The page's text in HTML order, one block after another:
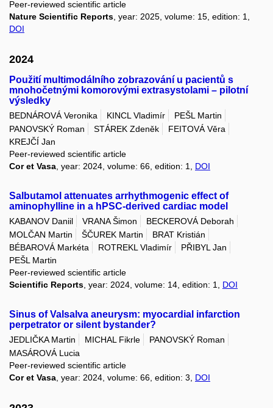
Peer-reviewed scientific article
Nature Scientific Reports , year: 2025, volume: 15, edition: 1,
DOI
2024
Použití multimodálního zobrazování u pacientů s
mnohočetnými komorovými extrasystolami – pilotní
výsledky
BEDNÁROVÁ Veronika KINCL Vladimír
PEŠL Martin
PANOVSKÝ Roman
STÁREK Zdeněk
FEITOVÁ Věra
KREJČÍ Jan
Peer-reviewed scientific article
Cor et Vasa , year: 2024, volume: 66, edition: 1, DOI
Salbutamol attenuates arrhythmogenic effect of
aminophylline in a hPSC-derived cardiac model
KABANOV Daniil VRANA Šimon
BECKEROVÁ Deborah
MOLČAN Martin
ŠČUREK Martin
BRAT Kristián
BÉBAROVÁ Markéta
ROTREKL Vladimír
PŘIBYL Jan
PEŠL Martin
Peer-reviewed scientific article
Scientific Reports , year: 2024, volume: 14, edition: 1, DOI
Sinus of Valsalva aneurysm: myocardial infarction
perpetrator or silent bystander?
JEDLIČKA Martin MICHAL Fikrle
PANOVSKÝ Roman
MASÁROVÁ Lucia
Peer-reviewed scientific article
Cor et Vasa , year: 2024, volume: 66, edition: 3, DOI